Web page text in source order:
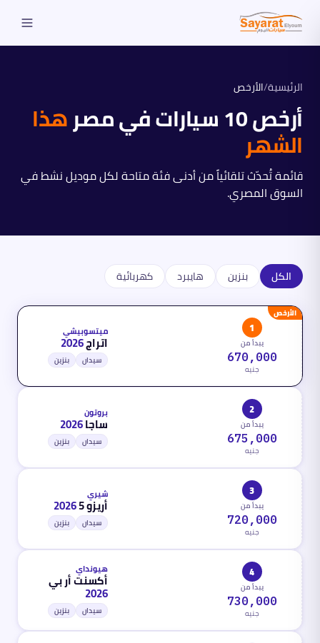
الرئيسية/الأرخص
أرخص 10 سيارات في مصر هذا
الشهر
قائمة تُحدّث تلقائياً من أدنى فئة متاحة لكل موديل نشط في
السوق المصري.
الكل بنزين هايبرد كهربائية
الأرخص
1
يبدأ من
670,000
جنيه
ميتسوبيشي
اتراج2026
سيدان بنزين
2
يبدأ من
675,000
جنيه
بروتون
ساجا2026
سيدان بنزين
3
يبدأ من
720,000
جنيه
شيري
أريزو 5 2026
سيدان بنزين
4
يبدأ من
730,000
جنيه
هيونداي
أكسنت أر بي
2026
سيدان بنزين